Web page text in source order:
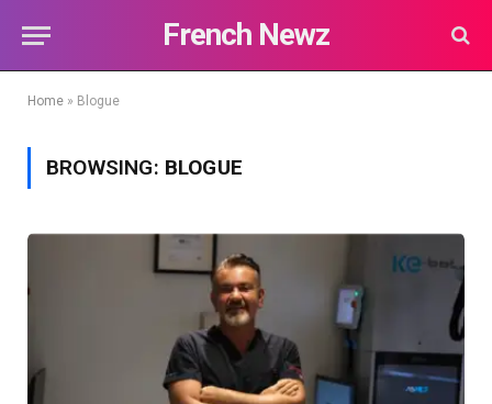
French Newz
Home » Blogue
BROWSING: BLOGUE